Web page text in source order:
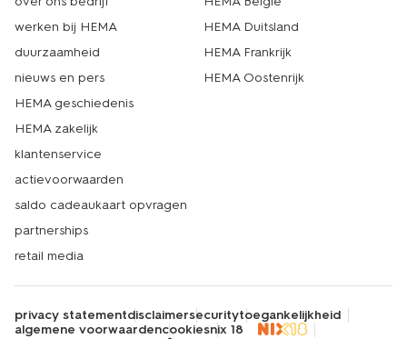
werken bij HEMA
duurzaamheid
nieuws en pers
HEMA geschiedenis
HEMA zakelijk
klantenservice
actievoorwaarden
saldo cadeaukaart opvragen
partnerships
retail media
HEMA Duitsland
HEMA Frankrijk
HEMA Oostenrijk
privacy statementdisclaimersecuritytoegankelijkheid
algemene voorwaardencookiesnix 18